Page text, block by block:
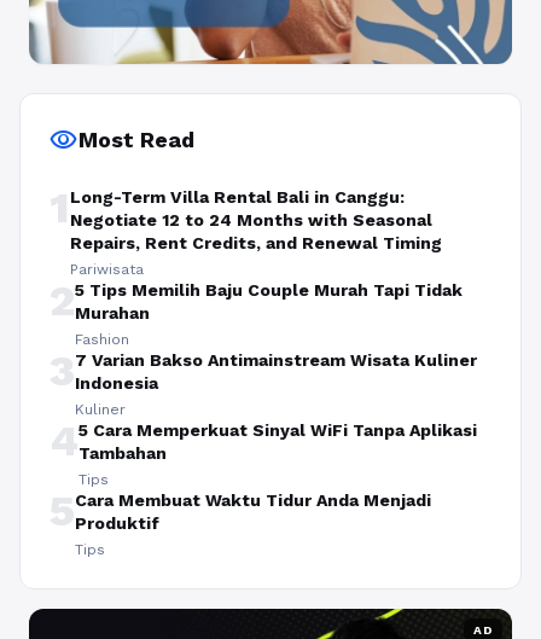
visibilityMost Read
1 Long-Term Villa Rental Bali in Canggu:
Negotiate 12 to 24 Months with Seasonal
Repairs, Rent Credits, and Renewal Timing
Pariwisata
25 Tips Memilih Baju Couple Murah Tapi Tidak
Murahan
Fashion
37 Varian Bakso Antimainstream Wisata Kuliner
Indonesia
Kuliner
45 Cara Memperkuat Sinyal WiFi Tanpa Aplikasi
Tambahan
Tips
5Cara Membuat Waktu Tidur Anda Menjadi
Produktif
Tips
AD